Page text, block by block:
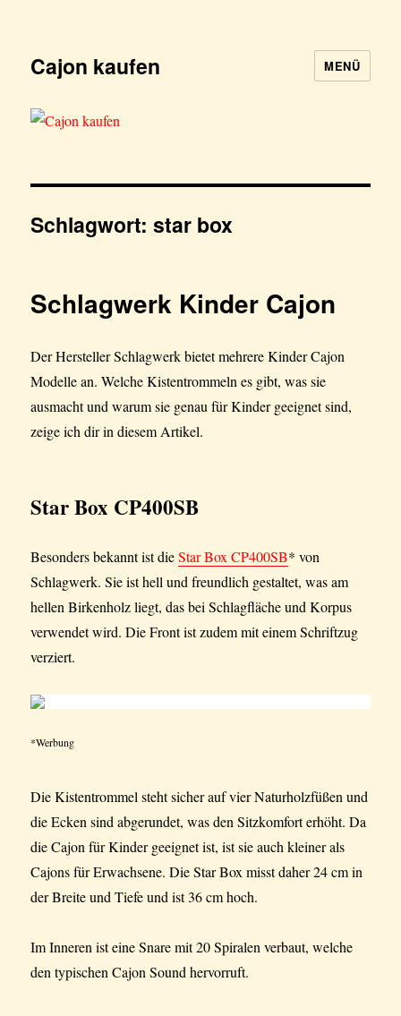
Cajon kaufen MENÜ
Schlagwort:star box
Schlagwerk Kinder Cajon
Der Hersteller Schlagwerk bietet mehrere Kinder Cajon
Modelle an. Welche Kistentrommeln es gibt, was sie
ausmacht und warum sie genau für Kinder geeignet sind,
zeige ich dir in diesem Artikel.
Star Box CP400SB
Besonders bekannt ist dieStar Box CP400SB* von
Schlagwerk. Sie ist hell und freundlich gestaltet, was am
hellen Birkenholz liegt, das bei Schlagfläche und Korpus
verwendet wird. Die Front ist zudem mit einem Schriftzug
verziert.
*Werbung
Die Kistentrommel steht sicher auf vier Naturholzfüßen und
die Ecken sind abgerundet, was den Sitzkomfort erhöht. Da
die Cajon für Kinder geeignet ist, ist sie auch kleiner als
Cajons für Erwachsene. Die Star Box misst daher 24 cm in
der Breite und Tiefe und ist 36 cm hoch.
Im Inneren ist eine Snare mit 20 Spiralen verbaut, welche
den typischen Cajon Sound hervorruft.